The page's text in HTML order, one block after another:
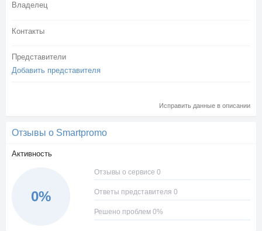
Владелец
Контакты
Представители
Добавить представителя
Исправить данные в описании
Отзывы о Smartpromo
Активность
0%
Отзывы о сервисе 0
Ответы представителя 0
Решено проблем 0%